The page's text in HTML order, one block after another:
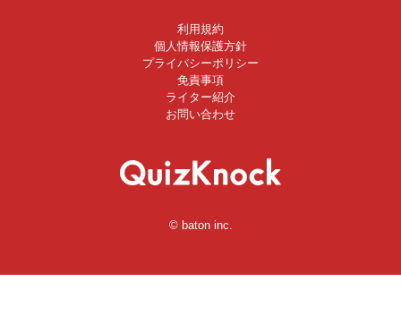
利用規約
個人情報保護方針
プライバシーポリシー
免責事項
ライター紹介
お問い合わせ
© baton inc.